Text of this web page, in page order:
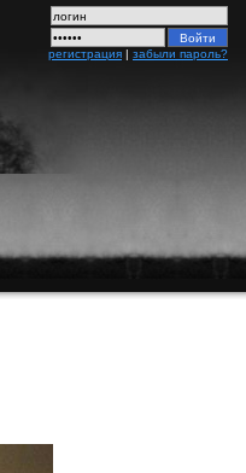
регистрация | забыли пароль?